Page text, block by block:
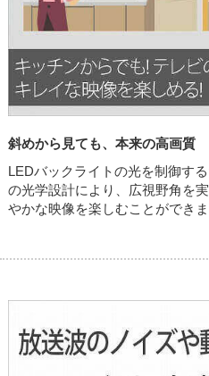
斜めから見ても、本来の高画質
LEDバックライトの光を制御す
の光学設計により、広視野角を
やかな映像を楽しむことができま